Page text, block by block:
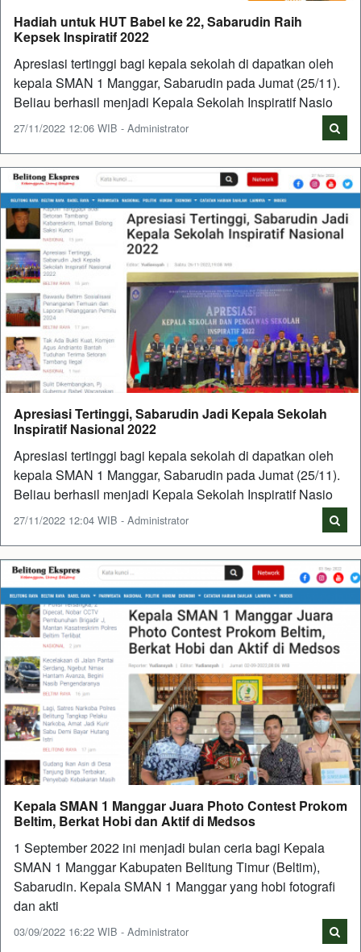
Hadiah untuk HUT Babel ke 22, Sabarudin Raih
Kepsek Inspiratif 2022
Apresiasi tertinggi bagi kepala sekolah di dapatkan oleh
kepala SMAN 1 Manggar, Sabarudin pada Jumat (25/11).
Beliau berhasil menjadi Kepala Sekolah Inspiratif Nasio
27/11/2022 12:06 WIB - Administrator
Apresiasi Tertinggi, Sabarudin Jadi Kepala Sekolah
Inspiratif Nasional 2022
Apresiasi tertinggi bagi kepala sekolah di dapatkan oleh
kepala SMAN 1 Manggar, Sabarudin pada Jumat (25/11).
Beliau berhasil menjadi Kepala Sekolah Inspiratif Nasio
27/11/2022 12:04 WIB - Administrator
Kepala SMAN 1 Manggar Juara Photo Contest Prokom
Beltim, Berkat Hobi dan Aktif di Medsos
1 September 2022 ini menjadi bulan ceria bagi Kepala
SMAN 1 Manggar Kabupaten Belitung Timur (Beltim),
Sabarudin. Kepala SMAN 1 Manggar yang hobi fotografi
dan akti
03/09/2022 16:22 WIB - Administrator